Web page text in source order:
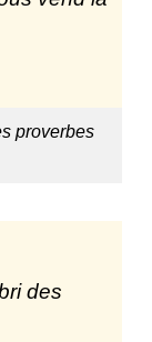
proverbes
des